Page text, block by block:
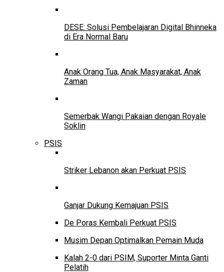
DESE: Solusi Pembelajaran Digital Bhinneka
di Era Normal Baru
Anak Orang Tua, Anak Masyarakat, Anak
Zaman
Semerbak Wangi Pakaian dengan Royale
Soklin
PSIS
Striker Lebanon akan Perkuat PSIS
Ganjar Dukung Kemajuan PSIS
De Poras Kembali Perkuat PSIS
Musim Depan Optimalkan Pemain Muda
Kalah 2-0 dari PSIM, Suporter Minta Ganti
Pelatih